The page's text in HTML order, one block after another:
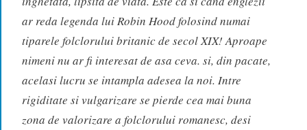
ar reda legenda lui Robin Hood folosind numai
tiparele folclorului britanic de secol XIX! Aproape
nimeni nu ar fi interesat de asa ceva. si, din pacate,
acelasi lucru se intampla adesea la noi. Intre
rigiditate si vulgarizare se pierde cea mai buna
zona de valorizare a folclorului romanesc, desi